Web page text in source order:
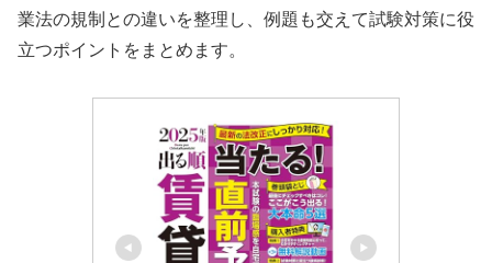
業法の規制との違いを整理し、例題も交えて試験対策に役
立つポイントをまとめます。